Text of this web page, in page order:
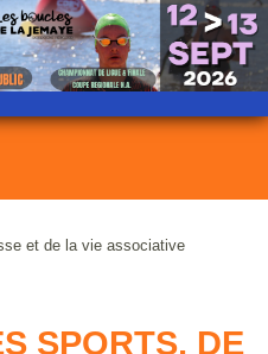
et de la vie associative
SPORTS, DE